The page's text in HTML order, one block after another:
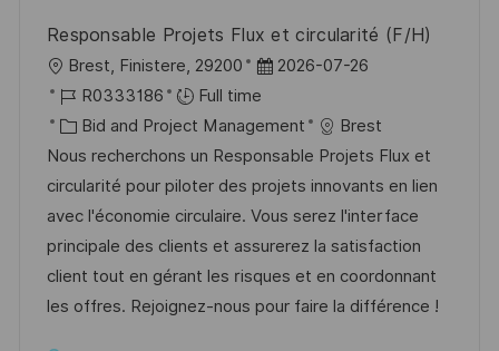
Responsable Projets Flux et circularité (F/H)
L
o
c
a
t
i
o
n
Brest, Finistere, 29200
P
o
s
t
e
d
D
a
t
2026-07-26
J
o
b
I
d
R0333186
Full time
C
a
t
e
g
o
r
Bid and Project Management
Brest
Nous recherchons un Responsable Projets Flux et
circularité pour piloter des projets innovants en lien
avec l'économie circulaire. Vous serez l'interface
principale des clients et assurerez la satisfaction
client tout en gérant les risques et en coordonnant
les offres. Rejoignez-nous pour faire la différence !